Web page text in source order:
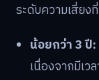
ระดับความเสี่ยง
น้อยกว่า 3 ปี:
เนื่องจากมีเ